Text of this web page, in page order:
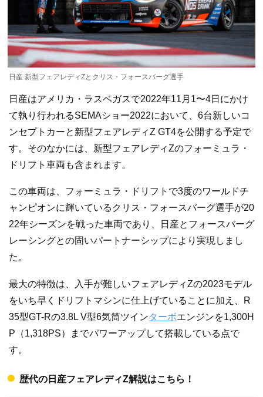
日産 新型フェアレディZとクリス・フォースバーグ選手
日産はアメリカ・ラスベガスで2022年11月1〜4日にかけ
て執り行われるSEMAショー2022において、6台新しいコ
ンセプトカーと新型フェアレディZ GT4を公開する予定で
す。そのなかには、新型フェアレディZのフォーミュラ・
ドリフト車両も含まれます。
この車両は、フォーミュラ・ドリフトで3度のワールドチ
ャンピオンに輝いているクリス・フォースバーグ選手が20
22年シーズンを戦った車両であり、日産とフォースバーグ
レーシングとの固いパートナーシップにより実現しまし
た。
最大の特徴は、入手が難しいフェアレディZの2023モデル
をいち早くドリフトマシンに仕上げていることに加え、R
35型GT-Rの3.8L V型6気筒ツインターボエンジンを1,300H
P（1,318PS）までパワーアップして搭載している点で
す。
歴代の日産フェアレディZ解説はこちら！